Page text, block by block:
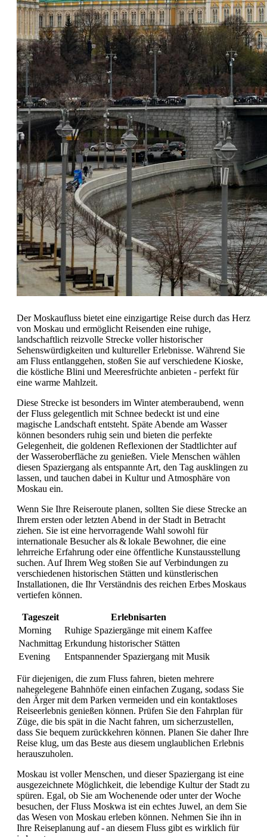
Der Moskaufluss bietet eine einzigartige Reise durch das Herz
von Moskau und ermöglicht Reisenden eine ruhige,
landschaftlich reizvolle Strecke voller historischer
Sehenswürdigkeiten und kultureller Erlebnisse. Während Sie
am Fluss entlanggehen, stoßen Sie auf verschiedene Kioske,
die köstliche Blini und Meeresfrüchte anbieten - perfekt für
eine warme Mahlzeit.
Diese Strecke ist besonders im Winter atemberaubend, wenn
der Fluss gelegentlich mit Schnee bedeckt ist und eine
magische Landschaft entsteht. Späte Abende am Wasser
können besonders ruhig sein und bieten die perfekte
Gelegenheit, die goldenen Reflexionen der Stadtlichter auf
der Wasseroberfläche zu genießen. Viele Menschen wählen
diesen Spaziergang als entspannte Art, den Tag ausklingen zu
lassen, und tauchen dabei in Kultur und Atmosphäre von
Moskau ein.
Wenn Sie Ihre Reiseroute planen, sollten Sie diese Strecke an
Ihrem ersten oder letzten Abend in der Stadt in Betracht
ziehen. Sie ist eine hervorragende Wahl sowohl für
internationale Besucher als & lokale Bewohner, die eine
lehrreiche Erfahrung oder eine öffentliche Kunstausstellung
suchen. Auf Ihrem Weg stoßen Sie auf Verbindungen zu
verschiedenen historischen Stätten und künstlerischen
Installationen, die Ihr Verständnis des reichen Erbes Moskaus
vertiefen können.
Tageszeit
Erlebnisarten
Morning
Ruhige Spaziergänge mit einem Kaffee
Nachmittag Erkundung historischer Stätten
Evening
Entspannender Spaziergang mit Musik
Für diejenigen, die zum Fluss fahren, bieten mehrere
nahegelegene Bahnhöfe einen einfachen Zugang, sodass Sie
den Ärger mit dem Parken vermeiden und ein kontaktloses
Reiseerlebnis genießen können. Prüfen Sie den Fahrplan für
Züge, die bis spät in die Nacht fahren, um sicherzustellen,
dass Sie bequem zurückkehren können. Planen Sie daher Ihre
Reise klug, um das Beste aus diesem unglaublichen Erlebnis
herauszuholen.
Moskau ist voller Menschen, und dieser Spaziergang ist eine
ausgezeichnete Möglichkeit, die lebendige Kultur der Stadt zu
spüren. Egal, ob Sie am Wochenende oder unter der Woche
besuchen, der Fluss Moskwa ist ein echtes Juwel, an dem Sie
das Wesen von Moskau erleben können. Nehmen Sie ihn in
Ihre Reiseplanung auf - an diesem Fluss gibt es wirklich für